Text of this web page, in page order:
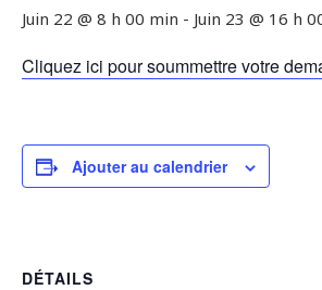
Juin 22 @ 8 h 00 min - Juin 23 @ 16 h
Cliquez ici pour soummettre votre
Ajouter au calendrier
DÉTAILS